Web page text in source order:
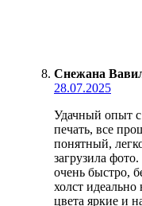
Снежана
28.07.2025
Удачный опыт с
печать, все
понятный,
загрузила
очень быстро,
холст идеально
цвета яркие и